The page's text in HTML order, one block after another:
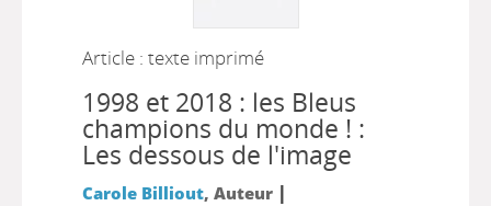
Article : texte imprimé
1998 et 2018 : les Bleus
champions du monde ! :
Les dessous de l'image
Carole Billiout, Auteur |